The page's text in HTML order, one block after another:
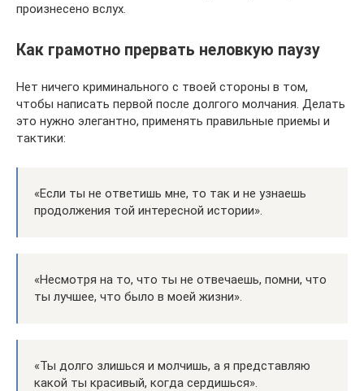
произнесено вслух.
Как грамотно прервать неловкую паузу
Нет ничего криминального с твоей стороны в том,
чтобы написать первой после долгого молчания. Делать
это нужно элегантно, применять правильные приемы и
тактики:
«Если ты не ответишь мне, то так и не узнаешь
продолжения той интересной истории».
«Несмотря на то, что ты не отвечаешь, помни, что
ты лучшее, что было в моей жизни».
«Ты долго злишься и молчишь, а я представляю
какой ты красивый, когда сердишься».